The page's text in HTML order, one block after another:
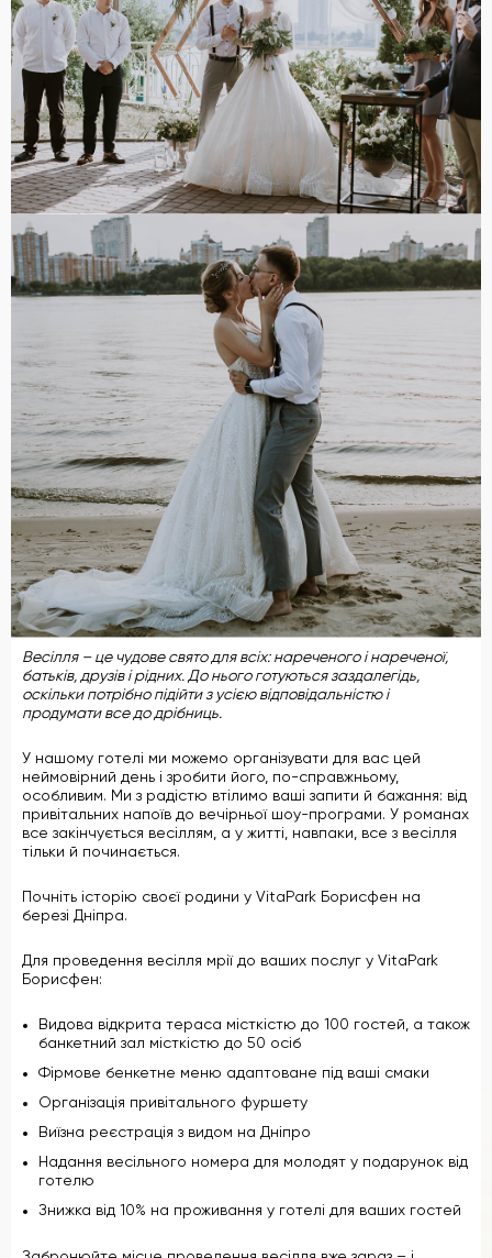
Весілля – це чудове свято для всіх: нареченого і нареченої,
батьків, друзів і рідних. До нього готуються заздалегідь,
оскільки потрібно підійти з усією відповідальністю і
продумати все до дрібниць.
У нашому готелі ми можемо організувати для вас цей
неймовірний день і зробити його, по-справжньому,
особливим. Ми з радістю втілимо ваші запити й бажання: від
привітальних напоїв до вечірньої шоу-програми. У романах
все закінчується весіллям, а у житті, навпаки, все з весілля
тільки й починається.
Почніть історію своєї родини у VitaPark Борисфен на
березі Дніпра.
Для проведення весілля мрії до ваших послуг у VitaPark
Борисфен:
Видова відкрита тераса місткістю до 100 гостей, а також
банкетний зал місткістю до 50 осіб
Фірмове бенкетне меню адаптоване під ваші смаки
Організація привітального фуршету
Виїзна реєстрація з видом на Дніпро
Надання весільного номера для молодят у подарунок від
готелю
Знижка від 10% на проживання у готелі для ваших гостей